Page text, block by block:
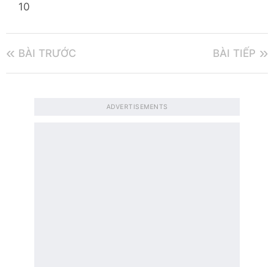
10
BÀI TRƯỚC BÀI TIẾP
ADVERTISEMENTS